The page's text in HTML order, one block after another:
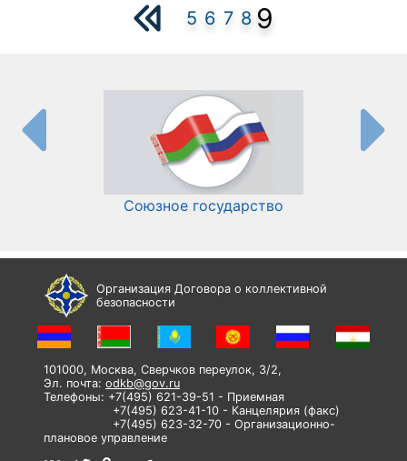
5 6 7 8 9
Союзное государство
Организация Договора о коллективной
безопасности
101000, Москва, Сверчков переулок, 3/2,
Эл. почта: odkb@gov.ru
Телефоны: +7(495) 621-39-51 - Приемная
+7(495) 623-41-10 - Канцелярия (факс)
+7(495) 623-32-70 - Организационно-
плановое управление